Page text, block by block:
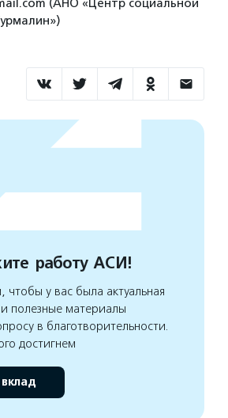
(АНО «Центр социальной
работу АСИ!
у вас была актуальная
полезные материалы
в благотворительности.
достигнем